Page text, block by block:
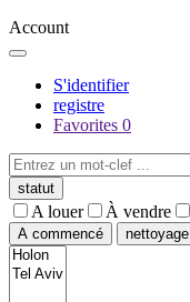
Account
S'identifier
registre
Favorites 0
statut
A louer À vendre
A commencé nettoyage